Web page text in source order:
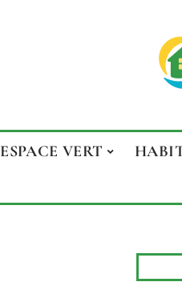
ESPACE VERT